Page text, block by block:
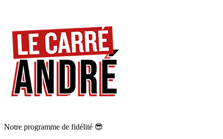
Notre programme de fidélité 😎